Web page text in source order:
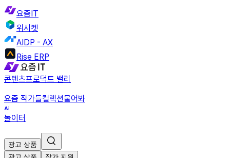
요즘IT
위시켓
AIDP - AX
Rise ERP
콘텐츠프로덕트 밸리
요즘 작가들컬렉션물어봐
놀이터
광고 상품